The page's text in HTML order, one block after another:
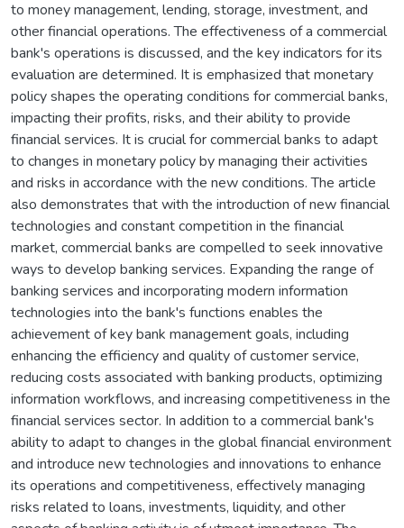
to money management, lending, storage, investment, and
other financial operations. The effectiveness of a commercial
bank's operations is discussed, and the key indicators for its
evaluation are determined. It is emphasized that monetary
policy shapes the operating conditions for commercial banks,
impacting their profits, risks, and their ability to provide
financial services. It is crucial for commercial banks to adapt
to changes in monetary policy by managing their activities
and risks in accordance with the new conditions. The article
also demonstrates that with the introduction of new financial
technologies and constant competition in the financial
market, commercial banks are compelled to seek innovative
ways to develop banking services. Expanding the range of
banking services and incorporating modern information
technologies into the bank's functions enables the
achievement of key bank management goals, including
enhancing the efficiency and quality of customer service,
reducing costs associated with banking products, optimizing
information workflows, and increasing competitiveness in the
financial services sector. In addition to a commercial bank's
ability to adapt to changes in the global financial environment
and introduce new technologies and innovations to enhance
its operations and competitiveness, effectively managing
risks related to loans, investments, liquidity, and other